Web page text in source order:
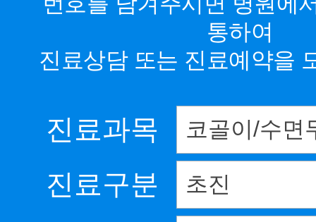
통하여
진료상담 또는 진료예약을
진료과목
진료구분